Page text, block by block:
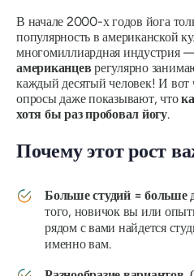
В начале 2000-х годов йога
популярность в американской
многомиллиардная индустрия
американцев регулярно
каждый десятый человек! И вот
опросы даже показывают, что
хотя бы раз пробовал йогу.
Почему этот рост
Больше студий = больше
того, новичок вы или
рядом с вами найдется
именно вам.